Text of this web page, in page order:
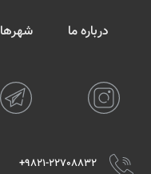
درباره ما شهرها
9821-22708832+